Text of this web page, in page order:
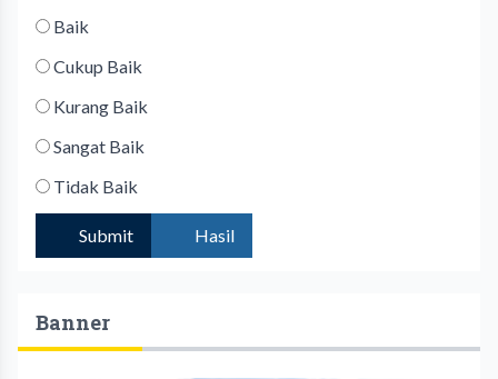
Baik
Cukup Baik
Kurang Baik
Sangat Baik
Tidak Baik
Submit Hasil
Banner